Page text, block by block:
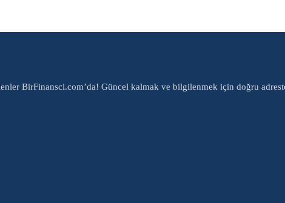
BirFinansci.com’da! Güncel kalmak ve bilgilenmek için doğru